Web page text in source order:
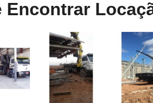
Encontrar